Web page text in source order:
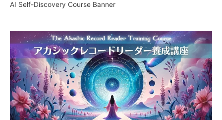
AI Self-Discovery Course Banner